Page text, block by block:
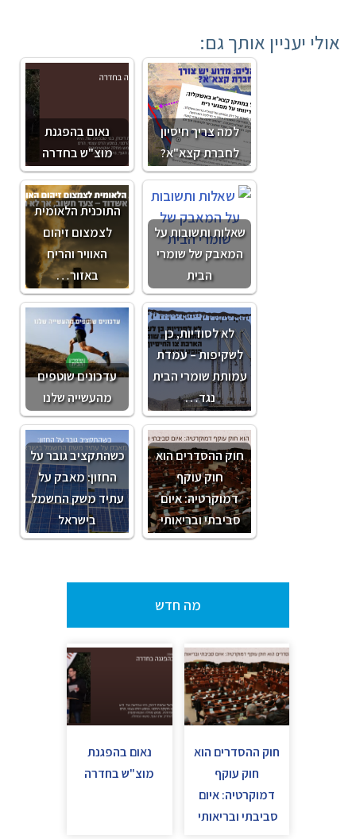
אולי יעניין אותך גם:
נאום בהפגנת
מוצ"ש בחדרה
למה צריך חיסיון
לחברת קצא"א?
התוכנית הלאומית
לצמצום זיהום
האוויר והריח
באזור…
שאלות ותשובות על
המאבק של שומרי
הבית
עדכונים שוטפים
מהעשייה שלנו
לא לסודיות, כן
לשקיפות – עמדת
עמותת שומרי הבית
נגד…
כשהתקציב גובר על
החזון: מאבק על
עתיד משק החשמל
בישראל
חוק ההסדרים הוא
חוק עוקף
דמוקרטיה: איום
סביבתי ובריאותי
מה חדש
חוק ההסדרים הוא
חוק עוקף
דמוקרטיה: איום
סביבתי ובריאותי
נאום בהפגנת
מוצ"ש בחדרה